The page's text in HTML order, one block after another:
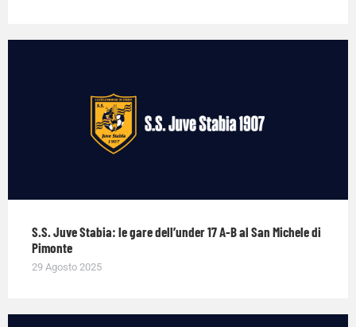
S.S. Juve Stabia: le gare dell’under 17 A-B al San Michele di
Pimonte
29 Agosto 2025